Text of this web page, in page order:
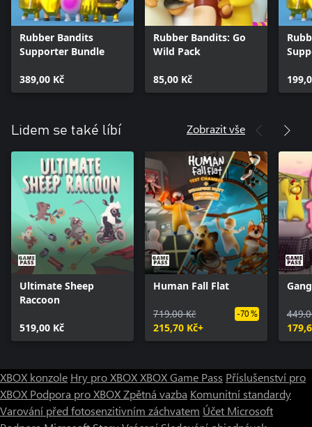
Rubber Bandits
Supporter Bundle
389,00 Kč
Rubber Bandits: Go
Wild Pack
85,00 Kč
Lidem se také líbí Zobrazit vše
Ultimate Sheep
Raccoon
519,00 Kč
Human Fall Flat
719,00 Kč
215,70 Kč+
-70 %
XBOX konzole Hry pro XBOXXBOX Game Pass Příslušenství pro
XBOX Podpora pro XBOXZpětná vazba Komunitní standardy
Varování před fotosenzitivním záchvatem Účet Microsoft